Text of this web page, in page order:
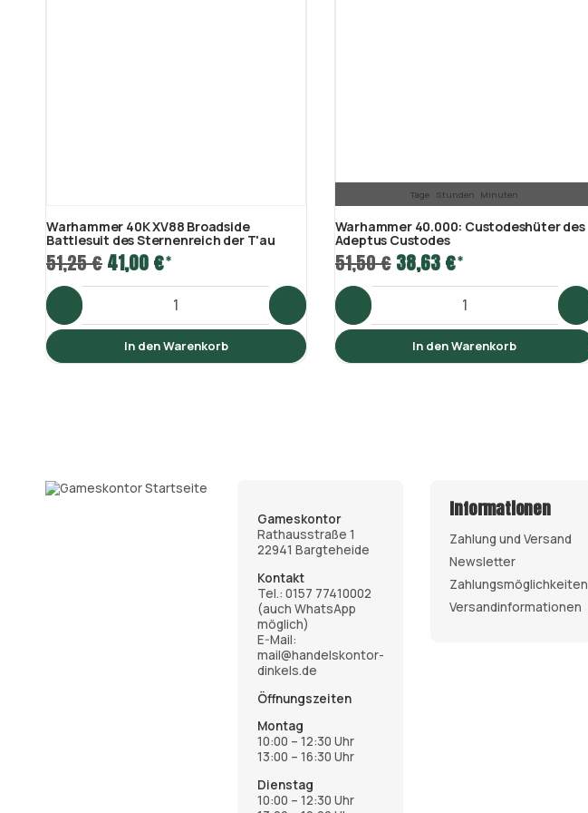
Warhammer 40K XV88 Broadside
Battlesuit des Sternenreich der T'au
51,25 €41,00 €*
In den Warenkorb
Tage Stunden Minuten
Warhammer 40.000: Custodeshüter des
Adeptus Custodes
51,50 € 38,63 €*
In den Warenkorb
Gameskontor
Rathausstraße 1
22941 Bargteheide
Kontakt
Tel.:0157 77410002
(auch WhatsApp
möglich)
E-Mail:
mail@handelskontor-
dinkels.de
Öffnungszeiten
Montag
10:00 – 12:30 Uhr
13:00 – 16:30 Uhr
Dienstag
10:00 – 12:30 Uhr
Informationen
Zahlung und Versand
Newsletter
Zahlungsmöglichkeiten
Versandinformationen